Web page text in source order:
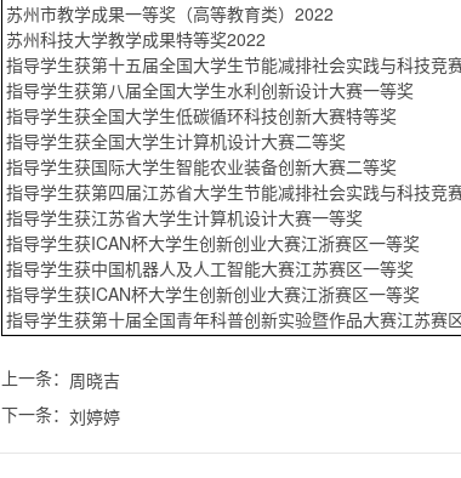
苏州市教学成果一等奖（高等教育类）2022
苏州科技大学教学成果特等奖2022
指导学生获第十五届全国大学生节能减排社会实践与科技竞
指导学生获第八届全国大学生水利创新设计大赛一等奖
指导学生获全国大学生低碳循环科技创新大赛特等奖
指导学生获全国大学生计算机设计大赛二等奖
指导学生获国际大学生智能农业装备创新大赛二等奖
指导学生获第四届江苏省大学生节能减排社会实践与科技竞
指导学生获江苏省大学生计算机设计大赛一等奖
指导学生获ICAN杯大学生创新创业大赛江浙赛区一等奖
指导学生获中国机器人及人工智能大赛江苏赛区一等奖
指导学生获ICAN杯大学生创新创业大赛江浙赛区一等奖
指导学生获第十届全国青年科普创新实验暨作品大赛江苏赛
上一条： 周晓吉
下一条： 刘婷婷